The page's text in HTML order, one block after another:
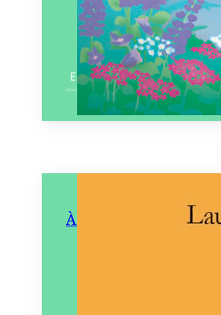
En savoir plus
À force d’amours